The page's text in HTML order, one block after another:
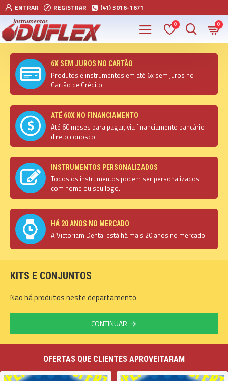
ENTRAR REGISTRAR (41) 3016-1671
0 0
6X SEM JUROS NO CARTÃO
Produtos e instrumentos em até 6x sem juros no
Cartão de Crédito.
ATÉ 60X NO FINANCIAMENTO
Até 60 meses para pagar, via financiamento bancário
direto conosco.
INSTRUMENTOS PERSONALIZADOS
Todos os instrumentos podem ser personalizados
com nome ou seu logo.
HÁ 20 ANOS NO MERCADO
A Victoriam Dental está há mais 20 anos no mercado.
KITS E CONJUNTOS
Não há produtos neste departamento
CONTINUAR
OFERTAS QUE CLIENTES APROVEITARAM